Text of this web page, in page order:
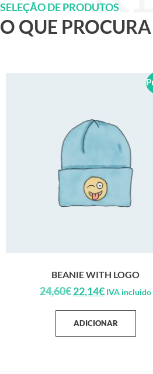
SELEÇÃO DE PRODUTOS
O QUE
BEANIE WITH LOGO
24,60€22,14€ IVA incluido
ADICIONAR